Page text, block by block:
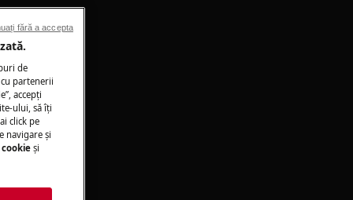
de
partenerii
accepţi
ului, să îţi
click pe
navigare și
și
fără a accepta